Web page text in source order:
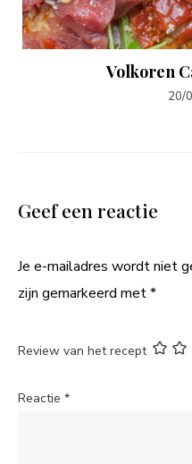
Volkoren
20/
Geef een reactie
Je e-mailadres wordt niet
zijn gemarkeerd met*
Review van het recept
Reactie *